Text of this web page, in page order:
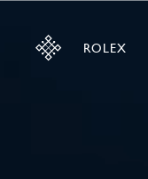
ROLEX